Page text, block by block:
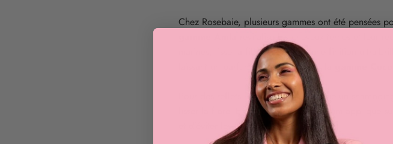
Chez Rosebaie, plusieurs gammes ont été pensées
marines, lisse la fibre et apporte une finition ultra-
laissant un parfum ensoleillé. Enfin, la
Pour des reflets lumineux, on privilégie un
lisser la fibre. En touche finale, un sérum appliqué
et d’éviter les frisottis.